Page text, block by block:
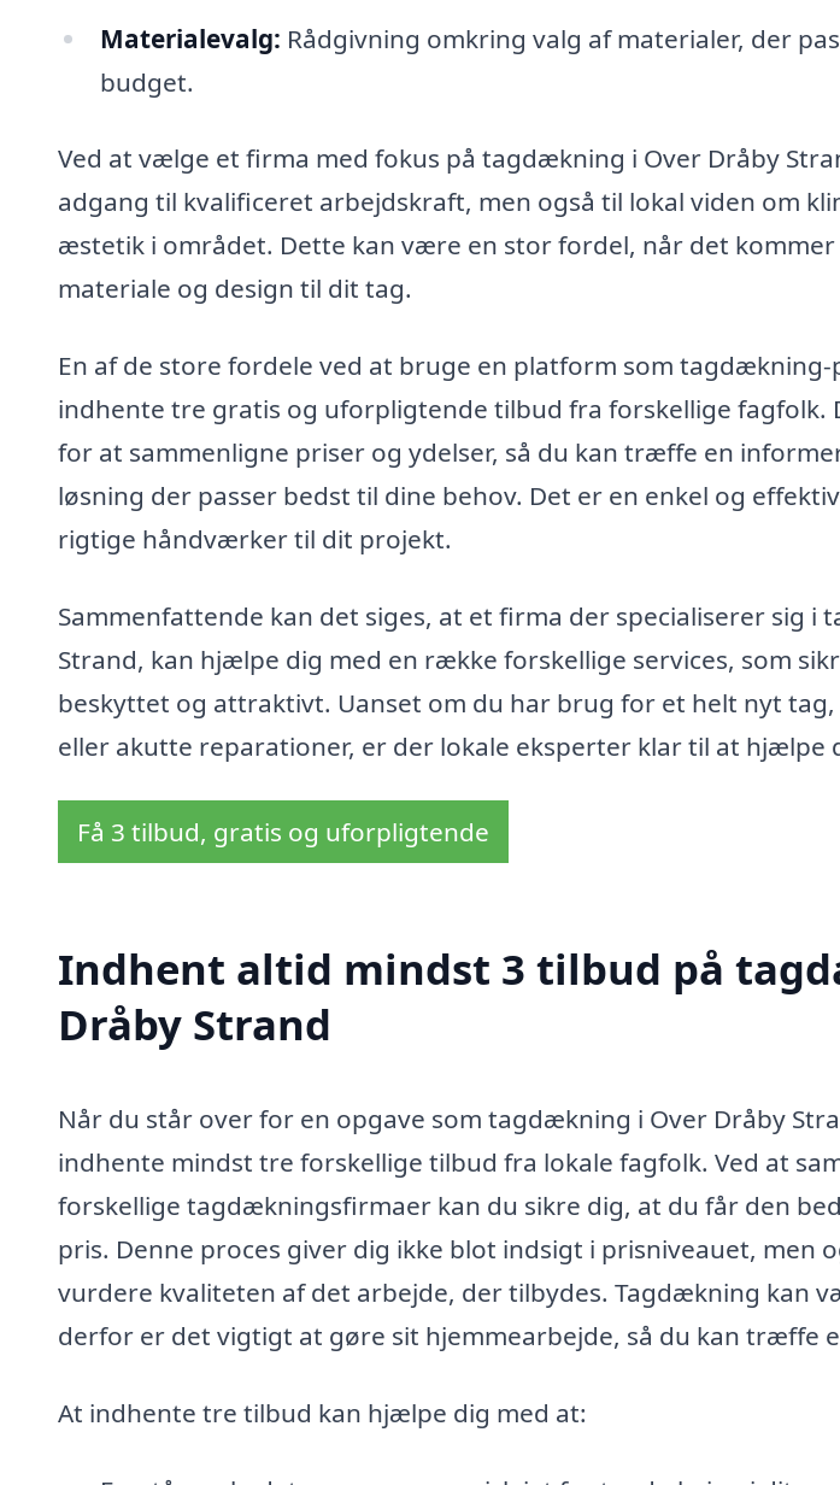
Materialevalg: Rådgivning omkring valg af materialer, der
budget.
Ved at vælge et firma med fokus på tagdækning i Over Dråby
adgang til kvalificeret arbejdskraft, men også til lokal viden om
æstetik i området. Dette kan være en stor fordel, når det
materiale og design til dit tag.
En af de store fordele ved at bruge en platform som tagdækning-
indhente tre gratis og uforpligtende tilbud fra forskellige fagfolk.
for at sammenligne priser og ydelser, så du kan træffe en
løsning der passer bedst til dine behov. Det er en enkel og
rigtige håndværker til dit projekt.
Sammenfattende kan det siges, at et firma der specialiserer sig i
Strand, kan hjælpe dig med en række forskellige services, som
beskyttet og attraktivt. Uanset om du har brug for et helt nyt
eller akutte reparationer, er der lokale eksperter klar til at hjælpe
Få 3 tilbud, gratis og uforpligtende
Indhent altid mindst 3 tilbud på
Dråby Strand
Når du står over for en opgave som tagdækning i Over Dråby
indhente mindst tre forskellige tilbud fra lokale fagfolk. Ved at
forskellige tagdækningsfirmaer kan du sikre dig, at du får den
pris. Denne proces giver dig ikke blot indsigt i prisniveauet, men
vurdere kvaliteten af det arbejde, der tilbydes. Tagdækning kan
derfor er det vigtigt at gøre sit hjemmearbejde, så du kan træffe
At indhente tre tilbud kan hjælpe dig med at: